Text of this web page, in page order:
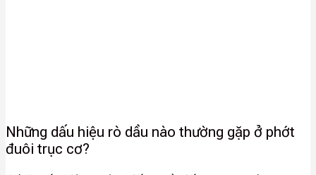
Những dấu hiệu rò dầu nào thường gặp ở phớt
đuôi trục cơ?